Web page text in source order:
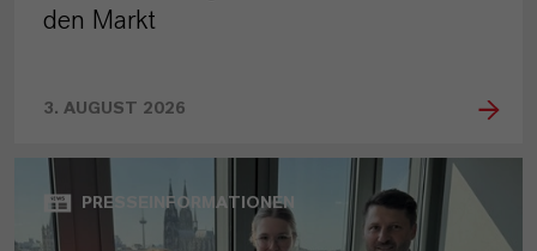
den Markt
3. AUGUST 2026
PRESSEINFORMATIONEN